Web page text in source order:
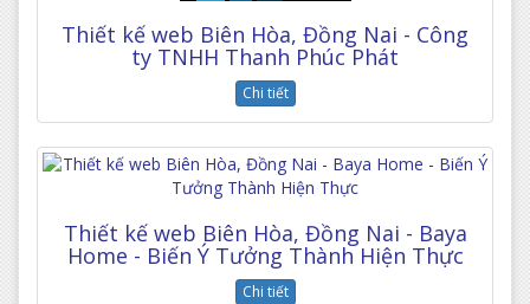
Thiết kế web Biên Hòa, Đồng Nai - Công
ty TNHH Thanh Phúc Phát
Chi tiết
Thiết kế web Biên Hòa, Đồng Nai - Baya
Home - Biến Ý Tưởng Thành Hiện Thực
Chi tiết